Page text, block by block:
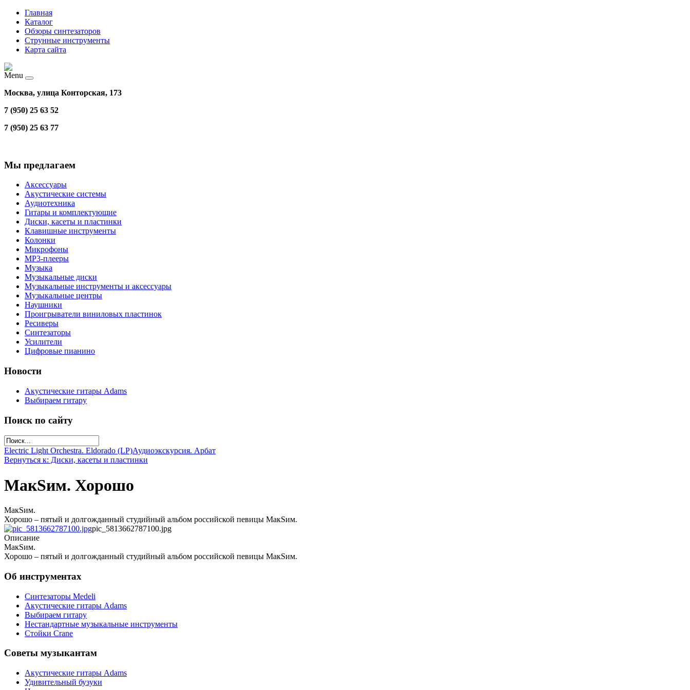
Главная
Каталог
Обзоры синтезаторов
Струнные инструменты
Карта сайта
Menu
Москва, улица Конторская, 173
7 (950) 25 63 52
7 (950) 25 63 77
Мы предлагаем
Аксессуары
Акустические системы
Аудиотехника
Гитары и комплектующие
Диски, касеты и пластинки
Клавишные инструменты
Колонки
Микрофоны
МР3-плееры
Музыка
Музыкальные диски
Музыкальные инструменты и аксессуары
Музыкальные центры
Наушники
Проигрыватели виниловых пластинок
Ресиверы
Синтезаторы
Усилители
Цифровые пианино
Новости
Акустические гитары Adams
Выбираем гитару
Поиск по сайту
Electric Light Orchestra. Eldorado (LP)Аудиоэкскурсия. Арбат
Вернуться к: Диски, касеты и пластинки
MaкSим. Хорошо
MaкSим.
Хорошо – пятый и долгожданный студийный альбом российской певицы МакSим.
pic_5813662787100.jpg
Описание
MaкSим.
Хорошо – пятый и долгожданный студийный альбом российской певицы МакSим.
Об инструментах
Синтезаторы Мedeli
Акустические гитары Adams
Выбираем гитару
Нестандартные музыкальные инструменты
Стойки Crane
Советы музыкантам
Акустические гитары Adams
Удивительный бузуки